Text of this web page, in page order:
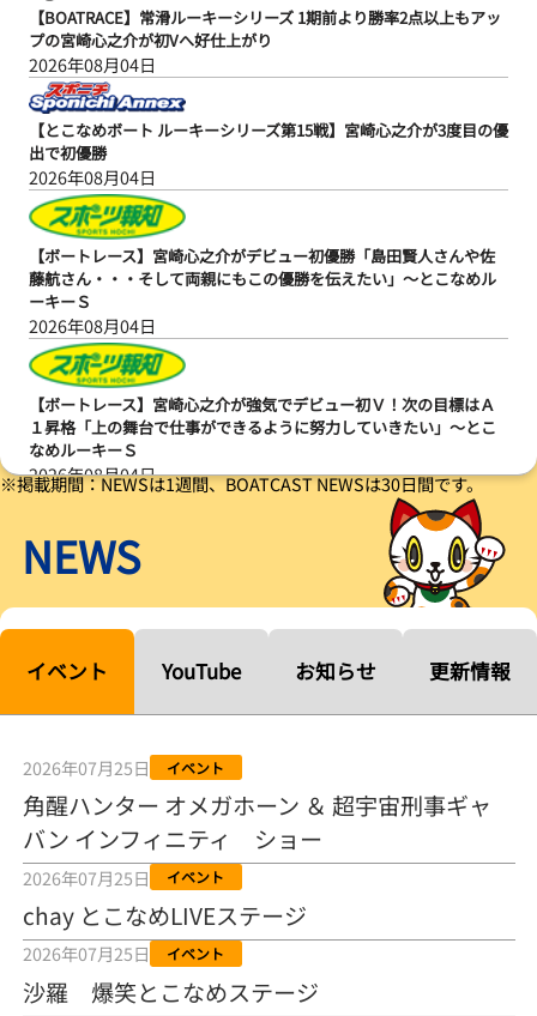
【BOATRACE】常滑ルーキーシリーズ 1期前より勝率2点以上もアッ
プの宮崎心之介が初Vへ好仕上がり
2026年08月04日
【とこなめボート ルーキーシリーズ第15戦】宮崎心之介が3度目の優
出で初優勝
2026年08月04日
【ボートレース】宮崎心之介がデビュー初優勝「島田賢人さんや佐
藤航さん・・・そして両親にもこの優勝を伝えたい」～とこなめル
ーキーＳ
2026年08月04日
【ボートレース】宮崎心之介が強気でデビュー初Ｖ！次の目標はＡ
１昇格「上の舞台で仕事ができるように努力していきたい」～とこ
なめルーキーＳ
2026年08月04日
【ルーキーシリーズ第15戦】塚越海斗「伸びを生かす方向で」4カド
から攻める／とこなめボートレース
【常滑ボート・ルーキーＳ】宮崎心之介 うれしいデビュー初優勝
「このままＡ１になれるように」
2026年08月04日
ド！／常滑ボート
2026年08月04日
【ボートレース】「しょっぱいですね」初優勝の宮崎心之介が水神
祭で満面の笑み／常滑 - 日刊スポーツ
2026年08月04日
【ボート】とこなめルーキーＳ 宮崎心之介がデビューから１年９カ
月で初優勝
2026年08月04日
※掲載期間：NEWSは1週間、BOATCAST NEWSは30日間です。
NEWS
イベント YouTube お知らせ 更新情報
2026年07月25日 イベント
角醒ハンター オメガホーン ＆ 超宇宙刑事ギャ
バン インフィニティ ショー
2026年07月25日 イベント
chay とこなめLIVEステージ
2026年07月25日 イベント
沙羅 爆笑とこなめステージ